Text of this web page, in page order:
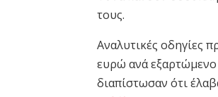
τους.
Αναλυτικές οδηγίες
ευρώ ανά
διαπίστωσαν ότι